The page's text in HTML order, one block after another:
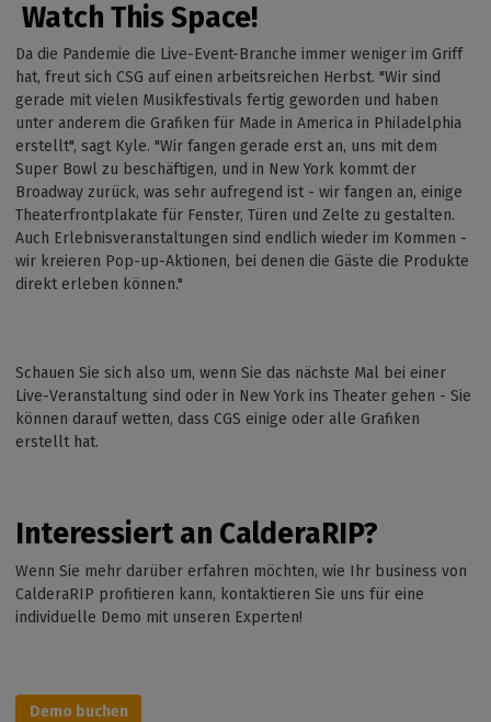
Watch This Space!
Da die Pandemie die Live-Event-Branche immer weniger im Griff
hat, freut sich CSG auf einen arbeitsreichen Herbst. "Wir sind
gerade mit vielen Musikfestivals fertig geworden und haben
unter anderem die Grafiken für Made in America in Philadelphia
erstellt", sagt Kyle. "Wir fangen gerade erst an, uns mit dem
Super Bowl zu beschäftigen, und in New York kommt der
Broadway zurück, was sehr aufregend ist - wir fangen an, einige
Theaterfrontplakate für Fenster, Türen und Zelte zu gestalten.
Auch Erlebnisveranstaltungen sind endlich wieder im Kommen -
wir kreieren Pop-up-Aktionen, bei denen die Gäste die Produkte
direkt erleben können."
Schauen Sie sich also um, wenn Sie das nächste Mal bei einer
Live-Veranstaltung sind oder in New York ins Theater gehen - Sie
können darauf wetten, dass CGS einige oder alle Grafiken
erstellt hat.
Interessiert an CalderaRIP?
Wenn Sie mehr darüber erfahren möchten, wie Ihr business von
CalderaRIP profitieren kann, kontaktieren Sie uns für eine
individuelle Demo mit unseren Experten!
Demo buchen